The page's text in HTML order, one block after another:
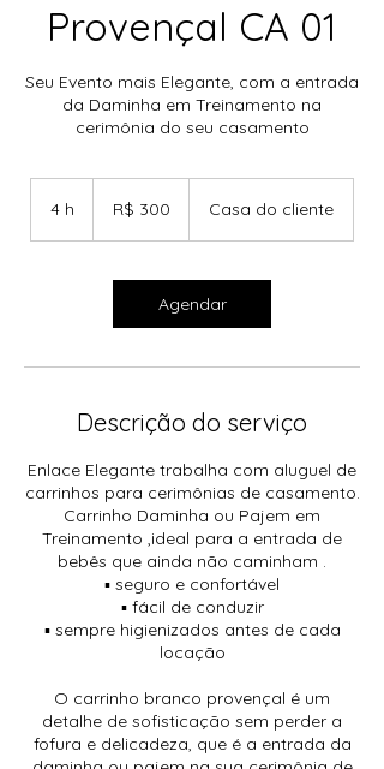
Provençal CA 01
Seu Evento mais Elegante, com a entrada
da Daminha em Treinamento na
cerimônia do seu casamento
4 h
brasileiros
R$ 300 Casa do cliente
Agendar
Descrição do serviço
Enlace Elegante trabalha com aluguel de
carrinhos para cerimônias de casamento.
Carrinho Daminha ou Pajem em
Treinamento ,ideal para a entrada de
bebês que ainda não caminham .
▪️ seguro e confortável
▪️ fácil de conduzir
▪ sempre higienizados antes de cada
locação
O carrinho branco provençal é um
detalhe de sofisticação sem perder a
fofura e delicadeza, que é a entrada da